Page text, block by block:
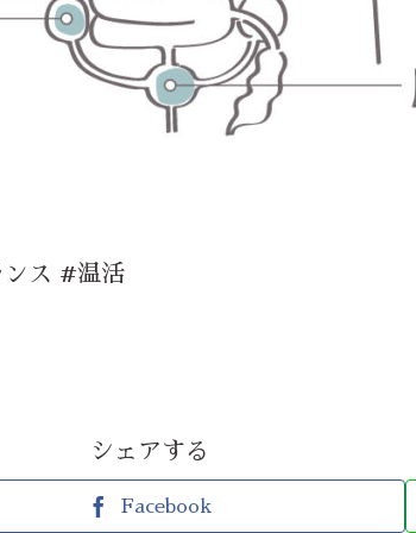
ス #温活
シェアする
Facebook